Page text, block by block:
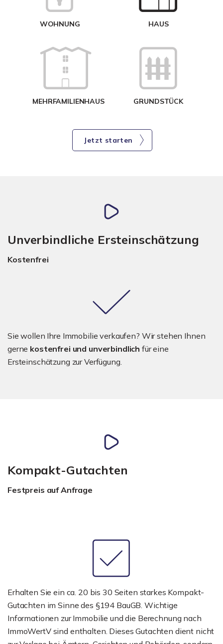
WOHNUNG HAUS
MEHRFAMILIENHAUS GRUNDSTÜCK
Jetzt starten
Unverbindliche Ersteinschätzung
Kostenfrei
Sie wollen Ihre Immobilie verkaufen? Wir stehen Ihnen
gerne kostenfrei und unverbindlich für eine
Ersteinschätzung zur Verfügung.
Kompakt-Gutachten
Festpreis auf Anfrage
Erhalten Sie ein ca. 20 bis 30 Seiten starkes Kompakt-
Gutachten im Sinne des §194 BauGB. Wichtige
Informationen zur Immobilie und die Berechnung nach
ImmoWertV sind enthalten. Dieses Gutachten dient nicht